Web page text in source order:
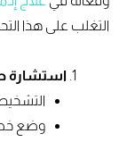
التغلب على هذا
استشارة
وضع